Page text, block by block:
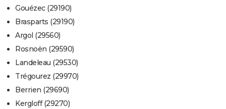
Gouézec (29190)
Brasparts (29190)
Argol (29560)
Rosnoën (29590)
Landeleau (29530)
Trégourez (29970)
Berrien (29690)
Kergloff (29270)